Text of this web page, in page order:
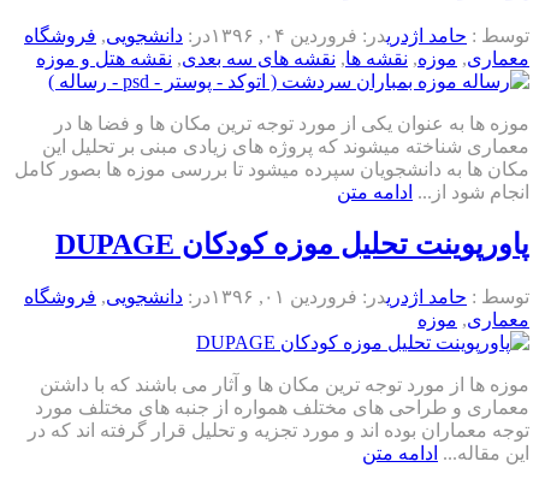
توسط : حامد اژدریدر: فروردین ۰۴, ۱۳۹۶ در: دانشجویی, فروشگاه
معماری, موزه, نقشه ها, نقشه های سه بعدی, نقشه هتل و موزه
موزه ها به عنوان یکی از مورد توجه ترین مکان ها و فضا ها در
معماری شناخته میشوند که پروژه های زیادی مبنی بر تحلیل این
مکان ها به دانشجویان سپرده میشود تا بررسی موزه ها بصور کامل
انجام شود از... ادامه متن
پاورپوینت تحلیل موزه کودکان DUPAGE
توسط : حامد اژدریدر: فروردین ۰۱, ۱۳۹۶ در: دانشجویی, فروشگاه
معماری, موزه
موزه ها از مورد توجه ترین مکان ها و آثار می باشند که با داشتن
معماری و طراحی های مختلف همواره از جنبه های مختلف مورد
توجه معماران بوده اند و مورد تجزیه و تحلیل قرار گرفته اند که در
این مقاله... ادامه متن